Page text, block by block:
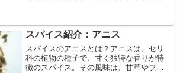
ウガ科部位：根茎
スパイス紹介：アニス
スパイスのアニスとは？アニスは、セリ
科の植物の種子で、甘く独特な香りが特
徴のスパイス。その風味は、甘草やフェ